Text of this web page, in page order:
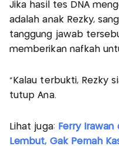
Jika hasil tes DNA
adalah anak Rezky,
tanggung jawab
memberikan nafkah
“Kalau terbukti, Rezky
tutup Ana.
Lihat juga: Ferry Irawan
Lembut, Gak Pernah